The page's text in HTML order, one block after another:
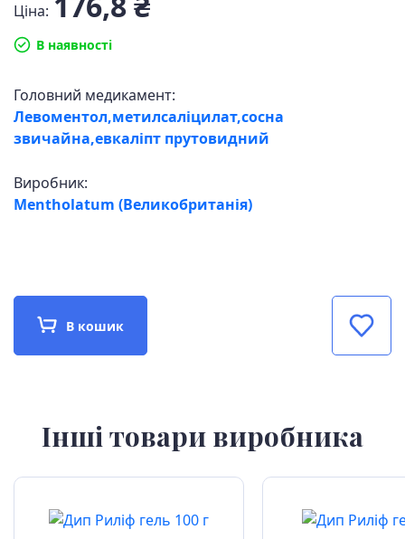
Ціна:
В наявності
Головний медикамент:
Левоментол,метилсаліцилат,сосна
звичайна,евкаліпт прутовидний
Виробник:
Mentholatum (Великобританія)
В кошик
Інші товари виробника